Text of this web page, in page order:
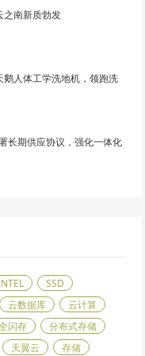
之南新质勃发
人体工学洗地机，领跑洗
长期供应协议，强化一体化
SSD
云数据库
云计算
闪存
分布式存储
天翼云 存储